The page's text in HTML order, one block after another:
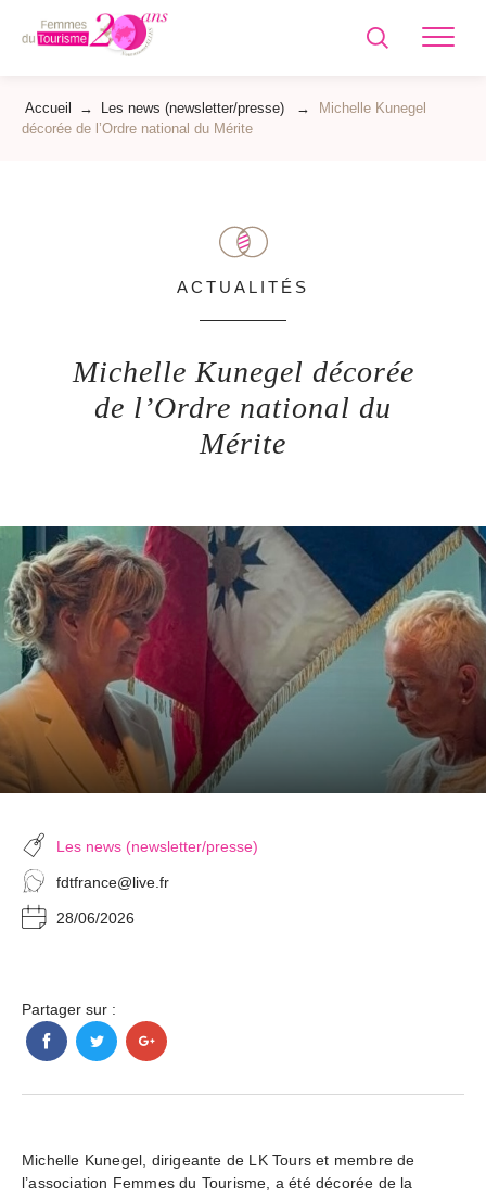
Accueil → Les news (newsletter/presse) →
Michelle Kunegel
décorée de l’Ordre national du Mérite
ACTUALITÉS
Michelle Kunegel décorée
de l’Ordre national du
Mérite
Les news (newsletter/presse)
fdtfrance@live.fr
28/06/2026
Partager sur :
Michelle Kunegel, dirigeante de LK Tours et membre de
l’association Femmes du Tourisme, a été décorée de la